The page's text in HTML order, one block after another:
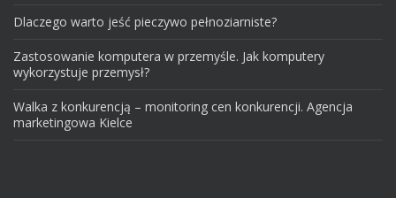
Dlaczego warto jeść pieczywo pełnoziarniste?
Zastosowanie komputera w przemyśle. Jak komputery
wykorzystuje przemysł?
Walka z konkurencją – monitoring cen konkurencji. Agencja
marketingowa Kielce